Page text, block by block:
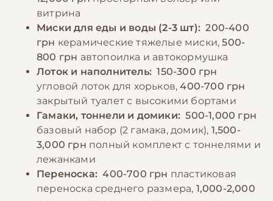
Также следует регулярно проветривать
помещение и поддерживать комфортную
температуру 18-22°C.
🎁 −10% на зоотовары
По промокоду E-PET
фонтанчик, так как многие тхоры
предпочитают проточную воду. При смене
рациона необходимо делать это
постепенно, чтобы избежать расстройства
пищеварения.
🎁 −10% на зоотовары
По промокоду E-PET
витрина
Миски для еды и воды (2-3 шт): 200-400
грн керамические тяжелые миски,500-
800 грн автопоилка и автокормушка
Лоток и наполнитель: 150-300 грн
угловой лоток для хорьков,400-700 грн
закрытый туалет с высокими бортами
Гамаки, тоннели и домики: 500-1,000 грн
базовый набор (2 гамака, домик), 1,500-
3,000 грн полный комплект с тоннелями и
лежанками
Переноска: 400-700 грн пластиковая
переноска среднего размера, 1,000-2,000